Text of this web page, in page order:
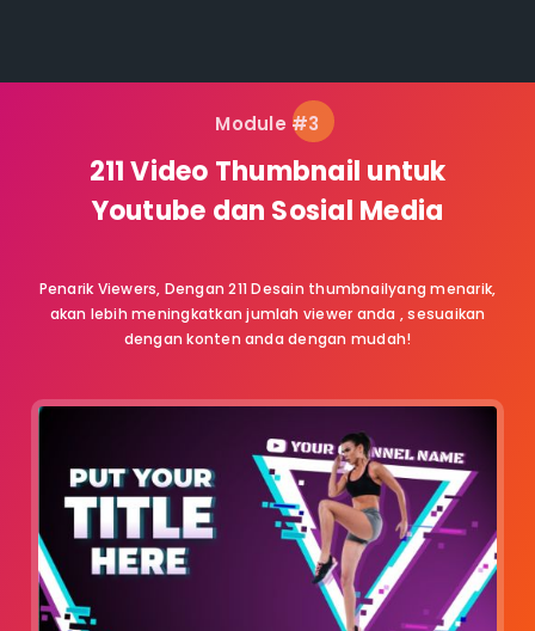
Module #3
211 Video Thumbnail untuk
Youtube dan Sosial Media
Penarik Viewers, Dengan 211 Desain thumbnailyang menarik,
akan lebih meningkatkan jumlah viewer anda , sesuaikan
dengan konten anda dengan mudah!